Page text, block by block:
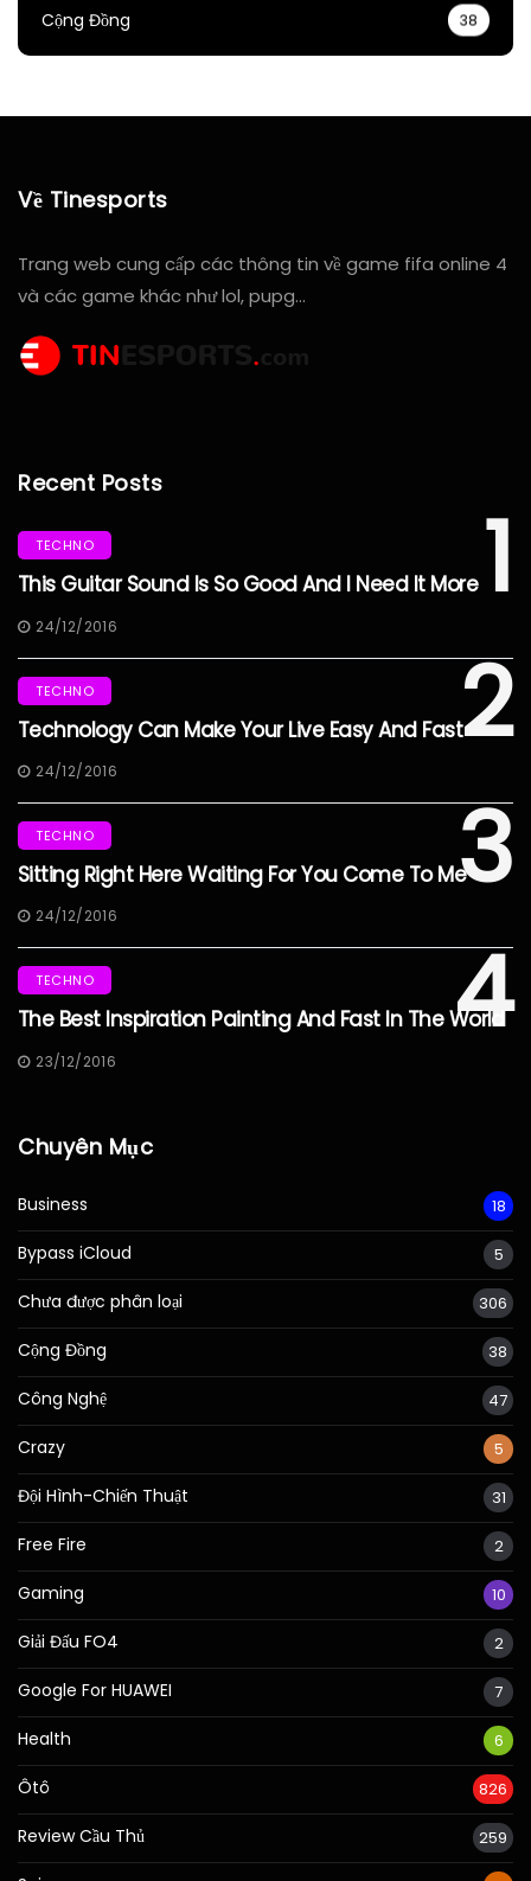
Cộng Đồng 38
Về Tinesports
Trang web cung cấp các thông tin về game fifa online 4
và các game khác như lol, pupg…
Recent Posts
1
TECHNO
This Guitar Sound Is So Good And I Need It More
24/12/2016
2
TECHNO
Technology Can Make Your Live Easy And Fast
24/12/2016
3
TECHNO
Sitting Right Here Waiting For You Come To Me
24/12/2016
4
TECHNO
The Best Inspiration Painting And Fast In The World
23/12/2016
Chuyên Mục
Business 18
Bypass iCloud 5
Chưa được phân loại 306
Cộng Đồng 38
Công Nghệ 47
Crazy 5
Đội Hình-Chiến Thuật 31
Free Fire 2
Gaming 10
Giải Đấu FO4 2
Google For HUAWEI 7
Health 6
Ôtô 826
Review Cầu Thủ 259